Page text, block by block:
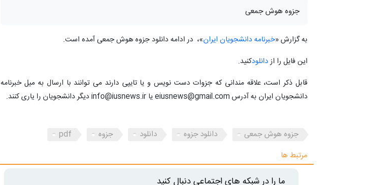
جزوه هوش جمعی
به گزارش «خبرنامه دانشجویان ایران»، در ادامه دانلود جزوه هوش جمعی آمده است.
این فایل را ازدانلودکنید.
قابل ذکر است، علاقه مندانی که جزوات دست نویس و یا تایپی دارند می توانند با ارسال به میل خبرنامه
دانشجویان ایران به آدرس eiusnews@gmail.com یا info@iusnews.ir دیگر دانشجویان را یاری کنند.
جزوه هوش جمعی دانلود جزوه دانلود جزوه
pdf
مرتبط ها
ما را در شبکه های اجتماعی دنبال کنید